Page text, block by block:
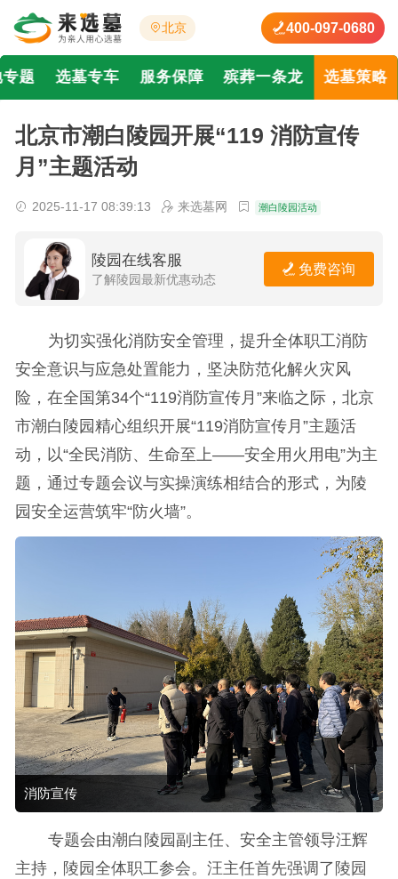
北京 400-097-0680
题 选墓专车 服务保障 殡葬一条龙 选墓策略
北京市潮白陵园开展“119 消防宣传
月”主题活动
2025-11-17 08:39:13 来选墓网 潮白陵园活动
陵园在线客服
了解陵园最新优惠动态
免费咨询
为切实强化消防安全管理，提升全体职工消防
安全意识与应急处置能力，坚决防范化解火灾风
险，在全国第34个“119消防宣传月”来临之际，北京
市潮白陵园精心组织开展“119消防宣传月”主题活
动，以“全民消防、生命至上——安全用火用电”为主
题，通过专题会议与实操演练相结合的形式，为陵
园安全运营筑牢“防火墙”。
消防宣传
专题会由潮白陵园副主任、安全主管领导汪辉
主持，陵园全体职工参会。汪主任首先强调了陵园